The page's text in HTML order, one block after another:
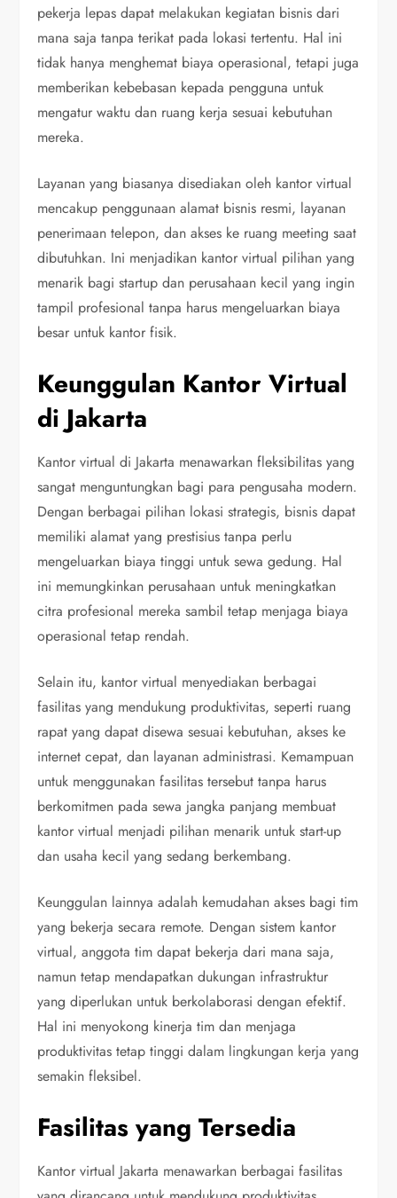
pekerja lepas dapat melakukan kegiatan bisnis dari
mana saja tanpa terikat pada lokasi tertentu. Hal ini
tidak hanya menghemat biaya operasional, tetapi juga
memberikan kebebasan kepada pengguna untuk
mengatur waktu dan ruang kerja sesuai kebutuhan
mereka.
Layanan yang biasanya disediakan oleh kantor virtual
mencakup penggunaan alamat bisnis resmi, layanan
penerimaan telepon, dan akses ke ruang meeting saat
dibutuhkan. Ini menjadikan kantor virtual pilihan yang
menarik bagi startup dan perusahaan kecil yang ingin
tampil profesional tanpa harus mengeluarkan biaya
besar untuk kantor fisik.
Keunggulan Kantor Virtual
di Jakarta
Kantor virtual di Jakarta menawarkan fleksibilitas yang
sangat menguntungkan bagi para pengusaha modern.
Dengan berbagai pilihan lokasi strategis, bisnis dapat
memiliki alamat yang prestisius tanpa perlu
mengeluarkan biaya tinggi untuk sewa gedung. Hal
ini memungkinkan perusahaan untuk meningkatkan
citra profesional mereka sambil tetap menjaga biaya
operasional tetap rendah.
Selain itu, kantor virtual menyediakan berbagai
fasilitas yang mendukung produktivitas, seperti ruang
rapat yang dapat disewa sesuai kebutuhan, akses ke
internet cepat, dan layanan administrasi. Kemampuan
untuk menggunakan fasilitas tersebut tanpa harus
berkomitmen pada sewa jangka panjang membuat
kantor virtual menjadi pilihan menarik untuk start-up
dan usaha kecil yang sedang berkembang.
Keunggulan lainnya adalah kemudahan akses bagi tim
yang bekerja secara remote. Dengan sistem kantor
virtual, anggota tim dapat bekerja dari mana saja,
namun tetap mendapatkan dukungan infrastruktur
yang diperlukan untuk berkolaborasi dengan efektif.
Hal ini menyokong kinerja tim dan menjaga
produktivitas tetap tinggi dalam lingkungan kerja yang
semakin fleksibel.
Fasilitas yang Tersedia
Kantor virtual Jakarta menawarkan berbagai fasilitas